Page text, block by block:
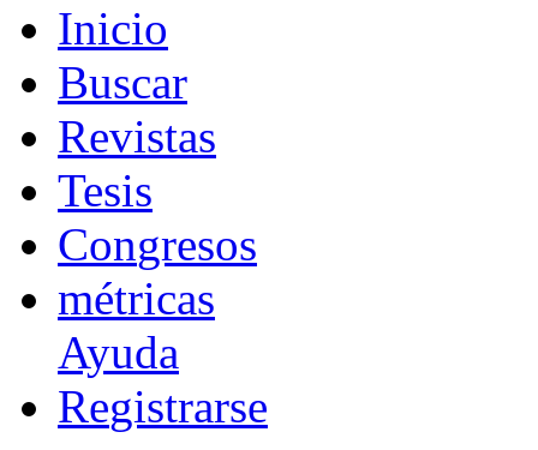
Inicio
Buscar
Revistas
Tesis
Congresos
métricas
Ayuda
Registrarse